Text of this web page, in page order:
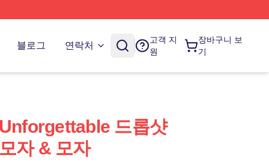
블로그 연락처
고객 지
원
장바구니 보
기
드롭샷
자 & 모자